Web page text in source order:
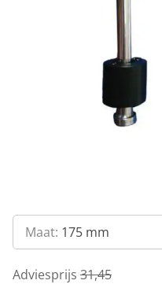
Maat: 175 mm
Adviesprijs 31,45